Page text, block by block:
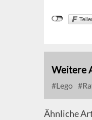
Weitere
Lego
Ähnliche